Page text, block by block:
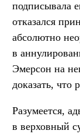
подписывала
отказался
абсолютно
в
Эмерсон на
доказать, что
Разумеется,
в верховный